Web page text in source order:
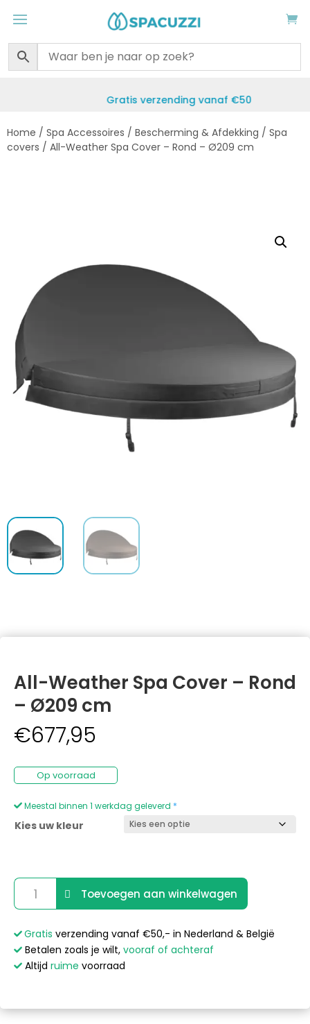
Gratis verzending vanaf €50
Home / Spa Accessoires / Bescherming & Afdekking / Spa
covers / All-Weather Spa Cover – Rond – Ø209 cm
All-Weather Spa Cover – Rond
– Ø209 cm
€677,95
Op voorraad
Meestal binnen 1 werkdag geleverd *
Kies uw kleur
All-
Weather
Cover
-
Rond
cm
Toevoegen aan winkelwagen
l
t
e
a
Gratis verzending vanaf €50,- in Nederland & België
Betalen zoals je wilt, vooraf of achteraf
Altijd ruime voorraad